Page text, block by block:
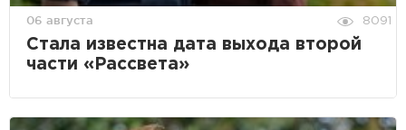
06 августа 8091
Стала известна дата выхода второй
части «Рассвета»